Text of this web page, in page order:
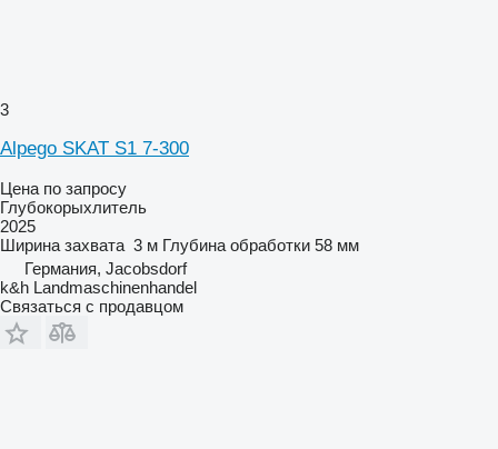
3
Alpego SKAT S1 7-300
Цена по запросу
Глубокорыхлитель
2025
Ширина захвата 3 м Глубина обработки 58 мм
Германия, Jacobsdorf
k&h Landmaschinenhandel
Связаться с продавцом